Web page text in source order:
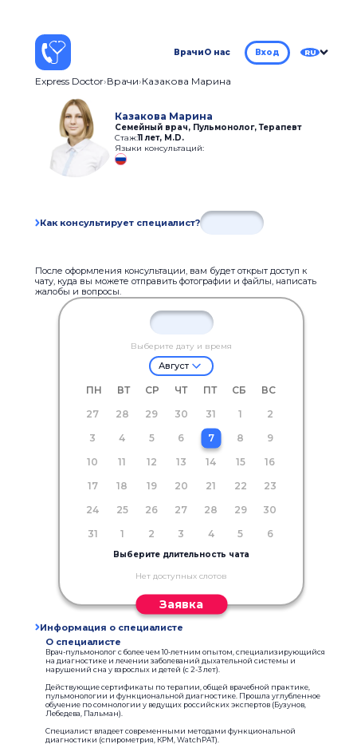
ВрачиО нас Вход RU
Express Doctor Врачи Казакова Марина
Казакова Марина
Семейный врач, Пульмонолог, Терапевт
Стаж:11 лет, M.D.
Языки консультаций:
Как консультирует специалист?
После оформления консультации, вам будет открыт доступ к
чату, куда вы можете отправить фотографии и файлы, написать
жалобы и вопросы.
Выберите дату и время
Август
ПН ВТ СР ЧТ ПТ СБ
ВС
27
28 29 30 31 1
2
3
4 5 6 7 8
9
10
11 12 13 14 15
16
17
18 19 20 21 22
23
24
25 26 27 28 29
30
31
1 2 3 4 5 6
Выберите длительность чата
Нет доступных слотов
Заявка
Информация о специалисте
О специалисте
Врач-пульмонолог с более чем 10-летним опытом, специализирующийся
на диагностике и лечении заболеваний дыхательной системы и
нарушений сна у взрослых и детей (с 2-3 лет).
Действующие сертификаты по терапии, общей врачебной практике,
пульмонологии и функциональной диагностике. Прошла углубленное
обучение по сомнологии у ведущих российских экспертов (Бузунов,
Лебедева, Пальман).
Специалист владеет современными методами функциональной
диагностики (спирометрия, КРМ, WatchPAT).